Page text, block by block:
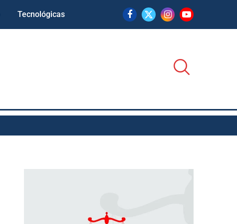
Tecnológicas